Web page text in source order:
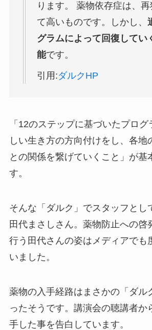
ります。 薬物依存症は、
て高いものです。しかし、
グラムによって回復してい
能です。
引用:ダルクHP
「12のステップに基づいたプロ
しい生き方の方向付けをし、各地
との関係を繋げていくこと」が基
す。
そんな「ダルク」でスタッフとし
田代まさしさん。薬物防止への啓
行う田代さんの姿はメディアでも
いました。
薬物の入手経路はまさかの「ダル
ったそうです。講演会の聴講者か
手した事を告白しています。